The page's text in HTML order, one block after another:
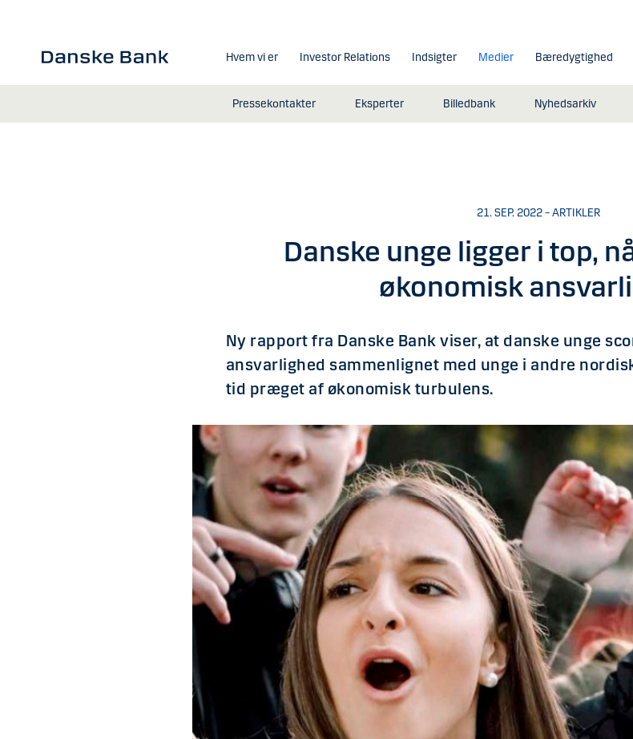
Hvem vi er Investor Relations Indsigter Medier
Pressekontakter Eksperter Billedbank Nyhedsarkiv
Bæredygtighed
21. SEP. 2022 – ARTIKLER
Danske unge ligger i top,
økonomisk
Ny rapport fra Danske Bank viser, at danske unge
ansvarlighed sammenlignet med unge i andre
tid præget af økonomisk turbulens.